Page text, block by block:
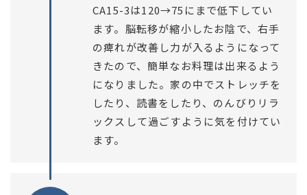
CA15-3は120→75にまで低下してい
ます。脳転移が縮小したお陰で、右手
の痺れが改善し力が入るようになって
きたので、簡単なお料理は出来るよう
になりました。家の中でストレッチを
したり、読書をしたり、のんびりリラ
ックスして過ごすように気を付けてい
ます。